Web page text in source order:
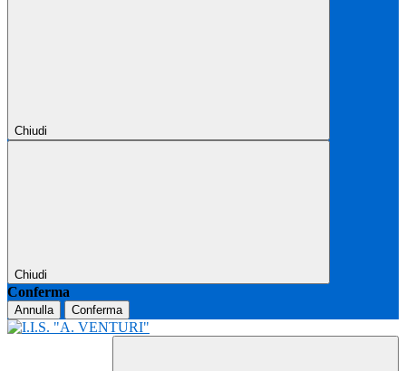
Chiudi
Chiudi
Conferma
Annulla Conferma